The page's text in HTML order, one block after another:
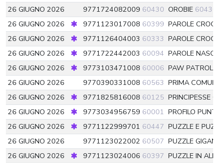
26 GIUGNO 2026
9771724082009 60430 OROBIE 60430
26 GIUGNO 2026
9771123017008 60399 PAROLE
26 GIUGNO 2026
9771126404003 60333 PAROLE
26 GIUGNO 2026
9771722442003 60094 PAROLE
26 GIUGNO 2026
9773103471008 60006 PAW PATROL
26 GIUGNO 2026
9770390331008 60563 PRIMA
26 GIUGNO 2026
9771825816008 60125 PRINCIPESSE
26 GIUGNO 2026
9773034956759 60001 PROFILO
26 GIUGNO 2026
9771122999701 60447 PUZZLE E
26 GIUGNO 2026
9771123022002 60507 PUZZLE
26 GIUGNO 2026
9771123024006 60397 PUZZLE IN